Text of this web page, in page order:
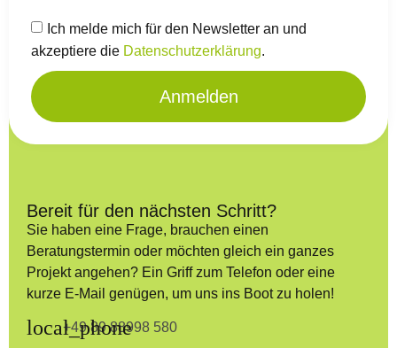
Ich melde mich für den Newsletter an und
akzeptiere die Datenschutzerklärung.
Anmelden
Bereit für den nächsten Schritt?
Sie haben eine Frage, brauchen einen
Beratungstermin oder möchten gleich ein ganzes
Projekt angehen? Ein Griff zum Telefon oder eine
kurze E-Mail genügen, um uns ins Boot zu holen!
+49 89 88998 580